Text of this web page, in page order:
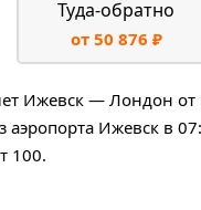
Туда-обратно
от 50 876 ₽
Ижевск — Лондон от
аэропорта Ижевск в
100.